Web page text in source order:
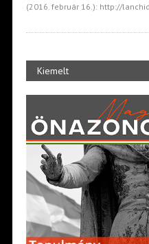
(2016. február 16.): http://
Kiemelt